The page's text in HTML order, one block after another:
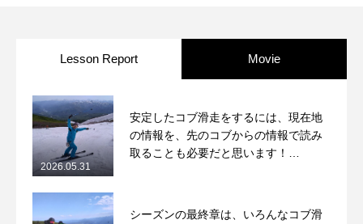
Lesson Report Movie
安定したコブ滑走をするには、現在地
の情報を、先のコブからの情報で読み
取ることも必要だと思います！
2026.05.31
シーズンの最終章は、いろんなコブ滑